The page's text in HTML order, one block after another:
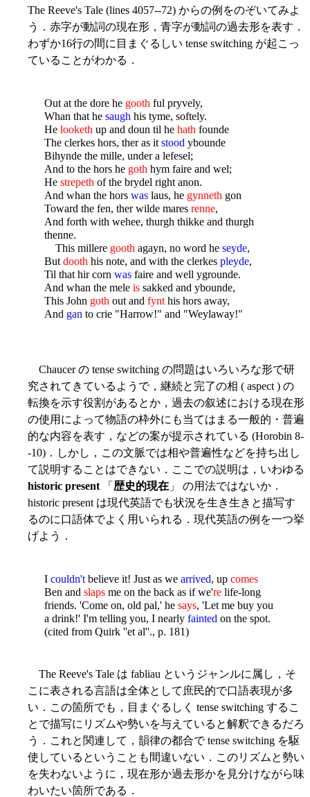
The Reeve's Tale (lines 4057--72) からの例をのぞいてみよ
う．赤字が動詞の現在形，青字が動詞の過去形を表す．
わずか16行の間に目まぐるしい tense switching が起こっ
ていることがわかる．
Out at the dore he gooth ful pryvely,
Whan that he saugh his tyme, softely.
He looketh up and doun til he hath founde
The clerkes hors, ther as it stood ybounde
Bihynde the mille, under a lefesel;
And to the hors he goth hym faire and wel;
He strepeth of the brydel right anon.
And whan the hors was laus, he gynneth gon
Toward the fen, ther wilde mares renne,
And forth with wehee, thurgh thikke and thurgh
thenne.
This millere gooth agayn, no word he seyde,
But dooth his note, and with the clerkes pleyde,
Til that hir corn was faire and well ygrounde.
And whan the mele is sakked and ybounde,
This John goth out and fynt his hors away,
And gan to crie "Harrow!" and "Weylaway!"
Chaucer の tense switching の問題はいろいろな形で研
究されてきているようで，継続と完了の相 ( aspect ) の
転換を示す役割があるとか，過去の叙述における現在形
の使用によって物語の枠外にも当てはまる一般的・普遍
的な内容を表す，などの案が提示されている (Horobin 8-
-10)．しかし，この文脈では相や普遍性などを持ち出し
て説明することはできない．ここでの説明は，いわゆる
historic present 「 歴史的現在 」 の用法ではないか．
historic present は現代英語でも状況を生き生きと描写す
るのに口語体でよく用いられる．現代英語の例を一つ挙
げよう．
I couldn't believe it! Just as we arrived, up comes
Ben and slaps me on the back as if we're life-long
friends. 'Come on, old pal,' he says, 'Let me buy you
a drink!' I'm telling you, I nearly fainted on the spot.
(cited from Quirk ''et al''., p. 181)
The Reeve's Tale は fabliau というジャンルに属し，そ
こに表される言語は全体として庶民的で口語表現が多
い．この箇所でも，目まぐるしく tense switching するこ
とで描写にリズムや勢いを与えていると解釈できるだろ
う．これと関連して，韻律の都合で tense switching を駆
使しているということも間違いない．このリズムと勢い
を失わないように，現在形か過去形かを見分けながら味
わいたい箇所である．